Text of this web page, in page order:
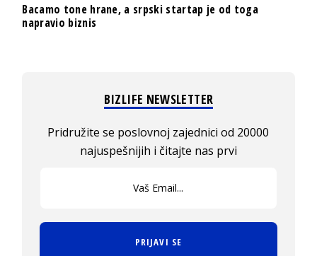
Bacamo tone hrane, a srpski startap je od toga
napravio biznis
BIZLIFE NEWSLETTER
Pridružite se poslovnoj zajednici od 20000
najuspešnijih i čitajte nas prvi
PRIJAVI SE